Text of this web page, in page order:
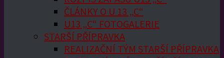
ČLÁNKY O U 13 „C“
U13 „C“ FOTOGALERIE
STARŠÍ PŘÍPRAVKA
REALIZAČNÍ TÝM STARŠÍ PŘÍPRAVKA